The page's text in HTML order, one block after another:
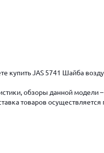
купить JAS 5741 Шайба
обзоры данной
товаров